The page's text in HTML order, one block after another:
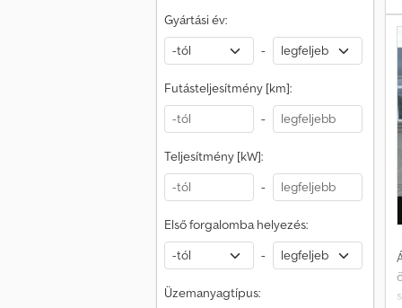
Gyártási év:
-
Futásteljesítmény [km]:
-
Teljesítmény [kW]:
-
Első forgalomba helyezés:
-
Üzemanyagtípus: